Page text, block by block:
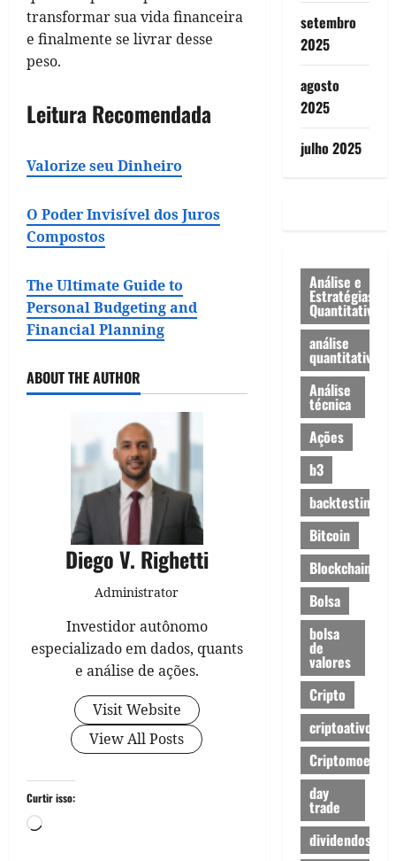
transformar sua vida financeira
e finalmente se livrar desse
peso.
Leitura Recomendada
Valorize seu Dinheiro
O Poder Invisível dos Juros
Compostos
The Ultimate Guide to
Personal Budgeting and
Financial Planning
ABOUT THE AUTHOR
Diego V. Righetti
Administrator
Investidor autônomo
especializado em dados, quants
e análise de ações.
Visit Website
View All Posts
Curtir isso:
Carregando...
setembro
2025
agosto
2025
julho 2025
Análise e
Estratégias
Quantitativa
análise
quantitativa
Análise
técnica
Ações
b3
backtesting
Bitcoin
Blockchain
Bolsa
bolsa
de
valores
Cripto
criptoativos
Criptomoedas
day
trade
dividendos